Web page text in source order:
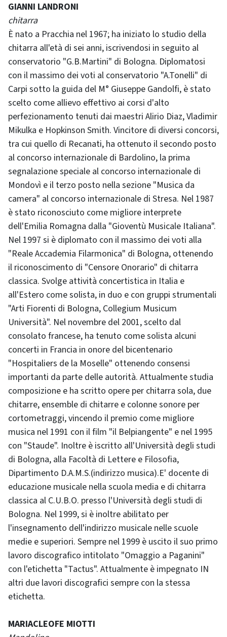
GIANNI LANDRONI
chitarra
È nato a Pracchia nel 1967; ha iniziato lo studio della
chitarra all'età di sei anni, iscrivendosi in seguito al
conservatorio "G.B.Martini" di Bologna. Diplomatosi
con il massimo dei voti al conservatorio "A.Tonelli" di
Carpi sotto la guida del M° Giuseppe Gandolfi, è stato
scelto come allievo effettivo ai corsi d'alto
perfezionamento tenuti dai maestri Alirio Diaz, Vladimir
Mikulka e Hopkinson Smith. Vincitore di diversi concorsi,
tra cui quello di Recanati, ha ottenuto il secondo posto
al concorso internazionale di Bardolino, la prima
segnalazione speciale al concorso internazionale di
Mondovì e il terzo posto nella sezione "Musica da
camera" al concorso internazionale di Stresa. Nel 1987
è stato riconosciuto come migliore interprete
dell'Emilia Romagna dalla "Gioventù Musicale Italiana".
Nel 1997 si è diplomato con il massimo dei voti alla
"Reale Accademia Filarmonica" di Bologna, ottenendo
il riconoscimento di "Censore Onorario" di chitarra
classica. Svolge attività concertistica in Italia e
all'Estero come solista, in duo e con gruppi strumentali
"Arti Fiorenti di Bologna, Collegium Musicum
Università". Nel novembre del 2001, scelto dal
consolato francese, ha tenuto come solista alcuni
concerti in Francia in onore del bicentenario
"Hospitaliers de la Moselle" ottenendo consensi
importanti da parte delle autorità. Attualmente studia
composizione e ha scritto opere per chitarra sola, due
chitarre, ensemble di chitarre e colonne sonore per
cortometraggi, vincendo il premio come migliore
musica nel 1991 con il film "il Belpiangente" e nel 1995
con "Staude". Inoltre è iscritto all'Università degli studi
di Bologna, alla Facoltà di Lettere e Filosofia,
Dipartimento D.A.M.S.(indirizzo musica).E' docente di
educazione musicale nella scuola media e di chitarra
classica al C.U.B.O. presso l'Università degli studi di
Bologna. Nel 1999, si è inoltre abilitato per
l'insegnamento dell'indirizzo musicale nelle scuole
medie e superiori. Sempre nel 1999 è uscito il suo primo
lavoro discografico intitolato "Omaggio a Paganini"
con l'etichetta "Tactus". Attualmente è impegnato IN
altri due lavori discografici sempre con la stessa
etichetta.
MARIACLEOFE MIOTTI